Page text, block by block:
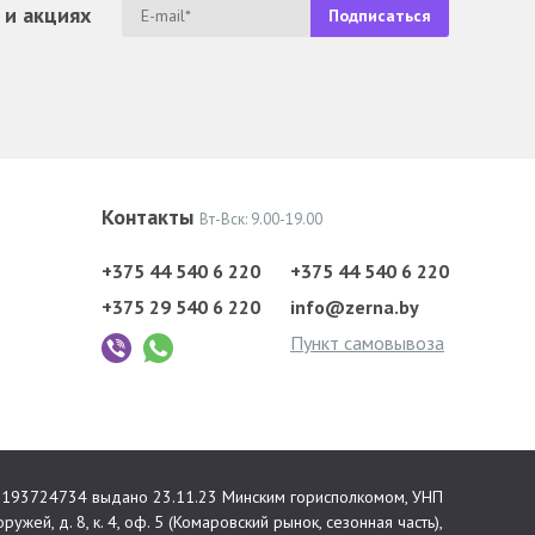
акциях
Контакты Вт-Вск: 9.00-19.00
+375 44 540 6 220
+375 29 540 6 220
+375 44 540 6 220
info@zerna.by
Пункт самовывоза
выдано 23.11.23 Минским горисполкомом, УНП
д. 8, к. 4, оф. 5 (Комаровский рынок, сезонная часть),